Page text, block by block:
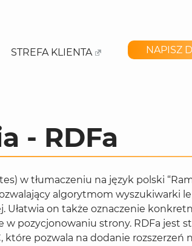
STREFA KLIENTA NAPISZ
- RDFa
w tłumaczeniu na język polski
algorytmom wyszukiwarki
on także oznaczenie
w pozycjonowaniu strony. RDFa jest
pozwala na dodanie rozszerzeń